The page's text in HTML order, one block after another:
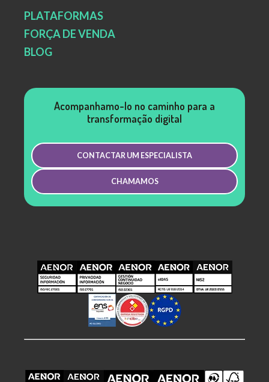
PLATAFORMAS
FORÇA DE VENDA
BLOG
Acompanhamo-lo no caminho para a
transformação digital
CONTACTAR UM ESPECIALISTA
CHAMAMOS